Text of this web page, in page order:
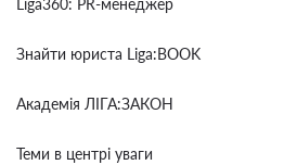
Liga360: PR-менеджер
Знайти юриста Liga:BOOK
Академія ЛІГА:ЗАКОН
Теми в центрі уваги